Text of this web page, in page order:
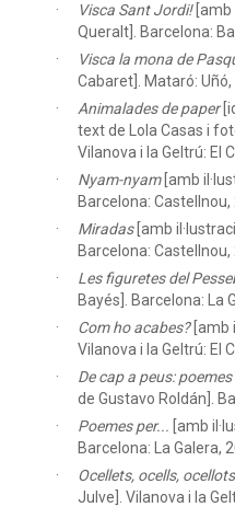
Visca Sant Jordi!
Queralt]. Barcelona:
Visca la mona de
Cabaret]. Mataró: Uñó,
Animalades de paper
text de Lola Casas i
Vilanova i la Geltrú: El
Nyam-nyam [amb
Barcelona: Castellnou,
Miradas [amb
Barcelona: Castellnou,
Les figuretes del
Bayés]. Barcelona: La
Com ho acabes? [amb
Vilanova i la Geltrú: El
De cap a peus:
de Gustavo Roldán].
Poemes per... [amb
Barcelona: La Galera,
Ocellets, ocells, ocellots
Julve]. Vilanova i la